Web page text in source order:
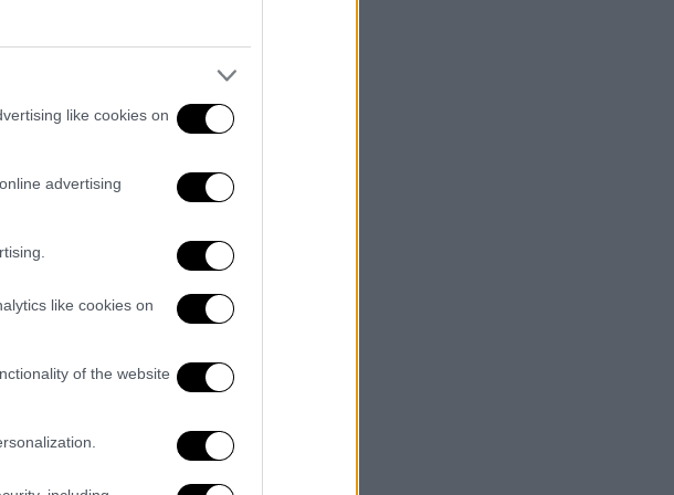
like cookies on
advertising
like cookies on
of the website
την
ασφάλεια